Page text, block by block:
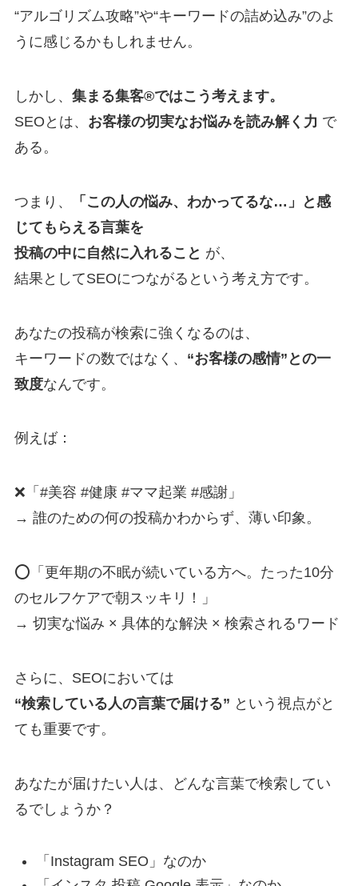
“アルゴリズム攻略”や“キーワードの詰め込み”のよ
うに感じるかもしれません。
しかし、 集まる集客®︎ではこう考えます。
SEOとは、 お客様の切実なお悩みを読み解く力 で
ある。
つまり、
「この人の悩み、わかってるな…」と感
じてもらえる言葉を
投稿の中に自然に入れること が、
結果としてSEOにつながるという考え方です。
あなたの投稿が検索に強くなるのは、
キーワードの数ではなく、 “お客様の感情”との一
致度なんです。
例えば：
❌「#美容 #健康 #ママ起業 #感謝」
→ 誰のための何の投稿かわからず、薄い印象。
⭕「更年期の不眠が続いている方へ。たった10分
のセルフケアで朝スッキリ！」
→ 切実な悩み × 具体的な解決 × 検索されるワード
さらに、SEOにおいては
“検索している人の言葉で届ける” という視点がと
ても重要です。
あなたが届けたい人は、どんな言葉で検索してい
るでしょうか？
「Instagram SEO」なのか